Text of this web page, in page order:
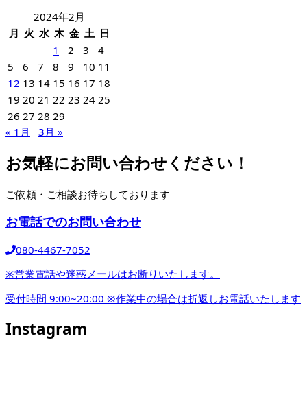
2024年2月
月 火 水 木 金 土 日
1
2 3
4
5
6 7 8 9 10 11
12 13 14 15 16 17 18
19 20 21 22 23 24 25
26 27 28 29
« 1月
3月 »
お気軽にお問い合わせください！
ご依頼・ご相談お待ちしております
お電話でのお問い合わせ
080-4467-7052
※営業電話や迷惑メールはお断りいたします。
受付時間 9:00~20:00 ※作業中の場合は折返しお電話いたします
Instagram